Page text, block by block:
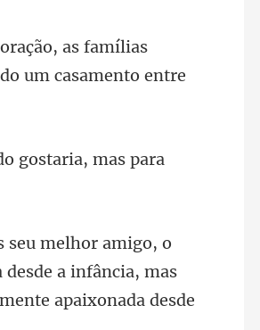
s famílias
gostaria, mas para
a infância, mas